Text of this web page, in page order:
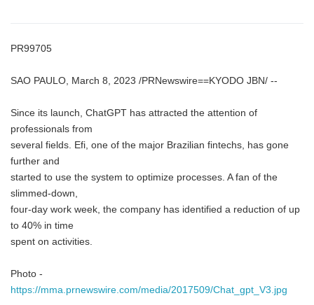
PR99705
SAO PAULO, March 8, 2023 /PRNewswire==KYODO JBN/ --
Since its launch, ChatGPT has attracted the attention of
professionals from
several fields. Efi, one of the major Brazilian fintechs, has gone
further and
started to use the system to optimize processes. A fan of the
slimmed-down,
four-day work week, the company has identified a reduction of up
to 40% in time
spent on activities.
Photo -
https://mma.prnewswire.com/media/2017509/Chat_gpt_V3.jpg